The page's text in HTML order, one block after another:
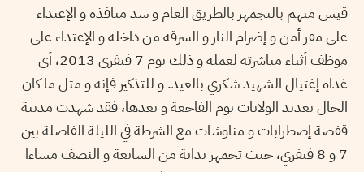
قيس متهم بالتجمهر بالطريق العام و سد منافذه و الإعتداء
على مقر أمن و إضرام النار و السرقة من داخله و الإعتداء على
موظف أثناء مباشرته لعمله و ذلك يوم 7 فيفري 2013، أي
غداة إغتيال الشهيد شكري بالعيد. و للتذكير فإنه و مثل ما كان
الحال بعديد الولايات يوم الفاجعة و بعدها، فقد شهدت مدينة
قفصة إضطرابات و مناوشات مع الشرطة في الليلة الفاصلة بين
7 و 8 فيفري، حيث تجمهر بداية من السابعة و النصف مساءا